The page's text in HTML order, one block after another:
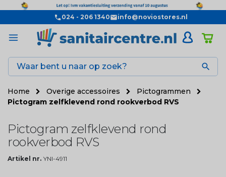
024 - 206 1340 info@noviostores.nl

Home Overige accessoires
Pictogrammen
Pictogram zelfklevend rond rookverbod RVS
Pictogram zelfklevend rond
rookverbod RVS
Artikel nr. YNI-4911